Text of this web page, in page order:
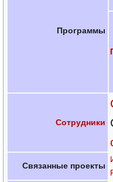
Программы
Сотрудники
Связанные проекты